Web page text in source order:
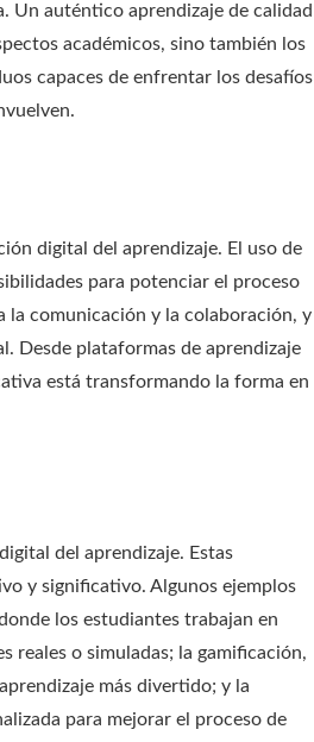
Un auténtico aprendizaje de calidad
académicos, sino también los
capaces de enfrentar los desafíos
digital del aprendizaje. El uso de
para potenciar el proceso
la comunicación y la colaboración, y
Desde plataformas de aprendizaje
está transformando la forma en
del aprendizaje. Estas
y significativo. Algunos ejemplos
los estudiantes trabajan en
reales o simuladas; la gamificación,
más divertido; y la
para mejorar el proceso de